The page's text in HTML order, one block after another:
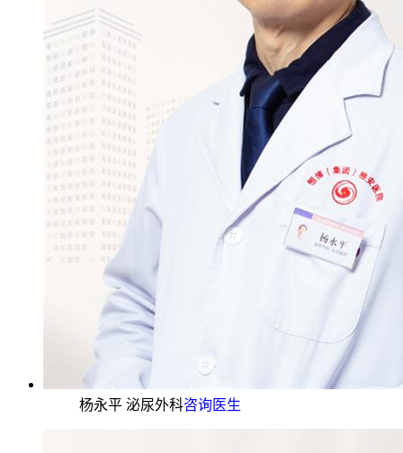
杨永平 泌尿外科咨询医生